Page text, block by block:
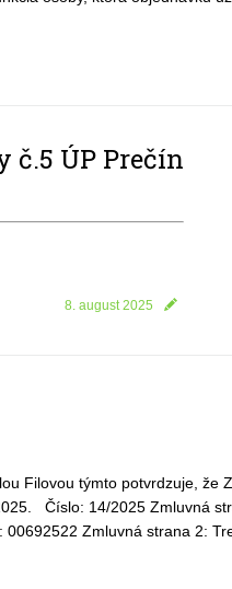
č.5 ÚP Prečín
8. august 2025
Filovou týmto potvrdzuje, že
Číslo: 14/2025 Zmluvná
Zmluvná strana 2: